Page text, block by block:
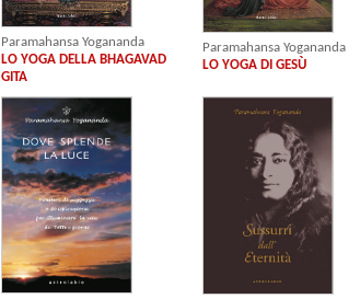
Paramahansa Yogananda
LO YOGA DELLA BHAGAVAD
GITA
Paramahansa Yogananda
LO YOGA DI GESÙ